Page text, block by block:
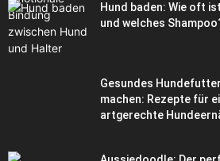
Hund baden: Wie oft
und welches
Gesundes
machen: Rezepte für
artgerechte